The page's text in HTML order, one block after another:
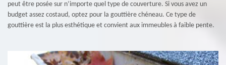
peut être posée sur n’importe quel type de couverture. Si vous avez un
budget assez costaud, optez pour la gouttière chéneau. Ce type de
gouttière est la plus esthétique et convient aux immeubles à faible pente.